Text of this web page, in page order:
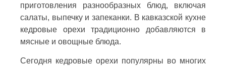
приготовления разнообразных блюд, включая
салаты, выпечку и запеканки. В кавказской кухне
кедровые орехи традиционно добавляются в
мясные и овощные блюда.
Сегодня кедровые орехи популярны во многих